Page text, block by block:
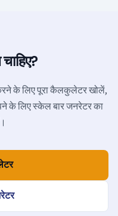
के लिए पूरा कैलकुलेटर खोलें,
के लिए स्केल बार जनरेटर का